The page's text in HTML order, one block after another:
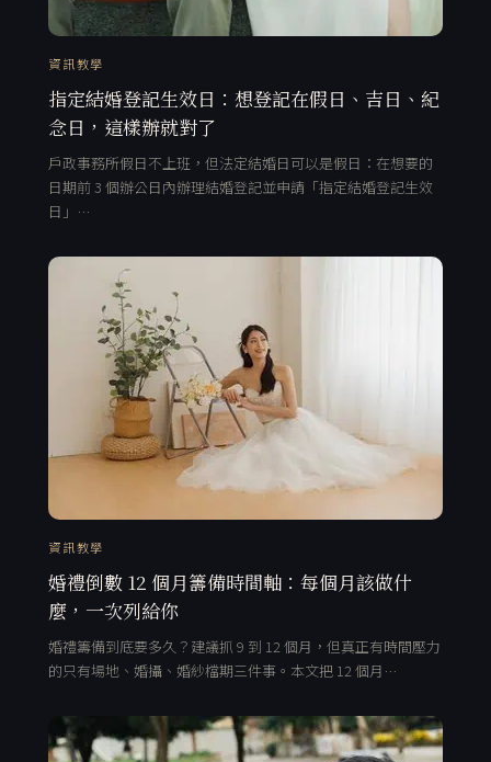
資訊教學
指定結婚登記生效日：想登記在假日、吉日、紀
念日，這樣辦就對了
戶政事務所假日不上班，但法定結婚日可以是假日：在想要的
日期前 3 個辦公日內辦理結婚登記並申請「指定結婚登記生效
日」…
資訊教學
婚禮倒數 12 個月籌備時間軸：每個月該做什
麼，一次列給你
婚禮籌備到底要多久？建議抓 9 到 12 個月，但真正有時間壓力
的只有場地、婚攝、婚紗檔期三件事。本文把 12 個月…